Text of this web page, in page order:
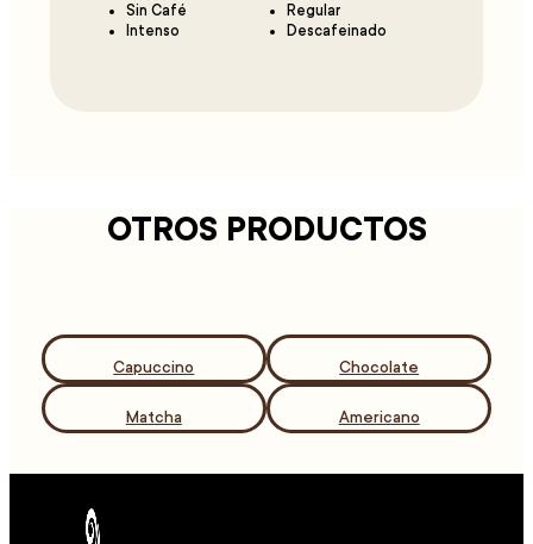
Sin Café
Regular
Intenso
Descafeinado
OTROS PRODUCTOS
Capuccino Chocolate
Matcha Americano